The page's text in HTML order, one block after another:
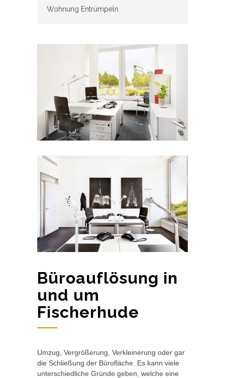
Wohnung Entrümpeln
Büroauflösung in
und um
Fischerhude
Umzug, Vergrößerung, Verkleinerung oder gar
die Schließung der Bürofläche. Es kann viele
unterschiedliche Gründe geben, welche eine